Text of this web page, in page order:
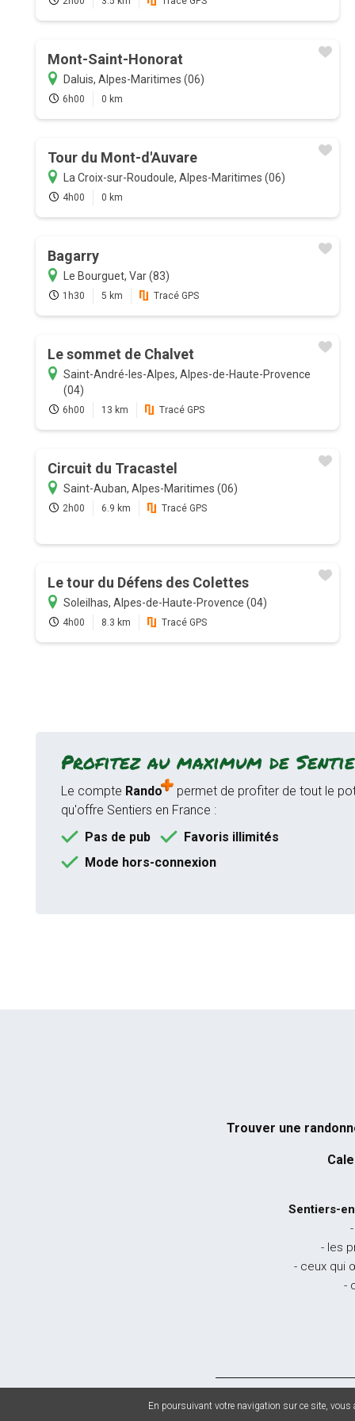
Mont-Saint-Honorat
Daluis, Alpes-Maritimes (06)
6h00 0 km
Tour du Mont-d'Auvare
La Croix-sur-Roudoule, Alpes-Maritimes (06)
4h00 0 km
Bagarry
Le Bourguet, Var (83)
1h30 5 km Tracé GPS
Le sommet de Chalvet
Saint-André-les-Alpes, Alpes-de-Haute-Provence
(04)
6h00 13 km Tracé GPS
Circuit du Tracastel
Saint-Auban, Alpes-Maritimes (06)
2h00 6.9 km Tracé GPS
Le tour du Défens des Colettes
Soleilhas, Alpes-de-Haute-Provence (04)
4h00 8.3 km Tracé GPS
Profitez au maximum de
Le compte Rando
permet de profiter de tout le
qu'offre Sentiers en France :
Pas de pub
Favoris illimités
Mode hors-connexion
Trouver une
Sentiers-
- les
- ceux qui
-
En poursuivant votre navigation sur ce site,